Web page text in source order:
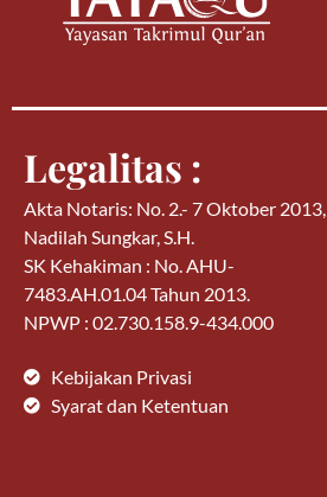
Legalitas :
Akta Notaris: No. 2.- 7 Oktober 2013,
Nadilah Sungkar, S.H.
SK Kehakiman : No. AHU-
7483.AH.01.04 Tahun 2013.
NPWP : 02.730.158.9-434.000
Kebijakan Privasi
Syarat dan Ketentuan